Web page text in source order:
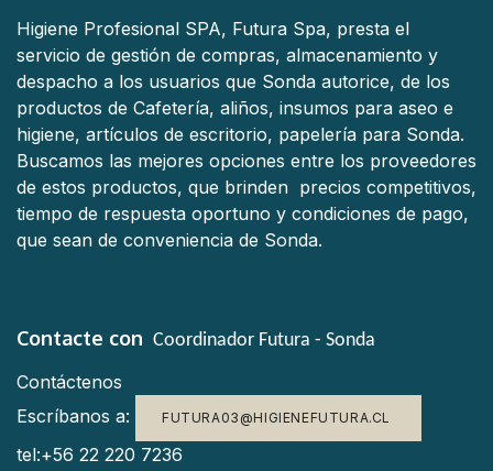
Higiene Profesional SPA, Futura Spa, presta el
servicio de gestión de compras, almacenamiento y
despacho a los usuarios que Sonda autorice, de los
productos de Cafetería, aliños, insumos para aseo e
higiene, artículos de escritorio, papelería para Sonda.
Buscamos las mejores opciones entre los proveedores
de estos productos, que brinden precios competitivos,
tiempo de respuesta oportuno y condiciones de pago,
que sean de conveniencia de Sonda.
Contacte con Coordinador Futura - Sonda
Contáctenos
Escríbanos a:
FUTURA03@HIGIENEFUTURA.CL
tel:+56 22 220 7236